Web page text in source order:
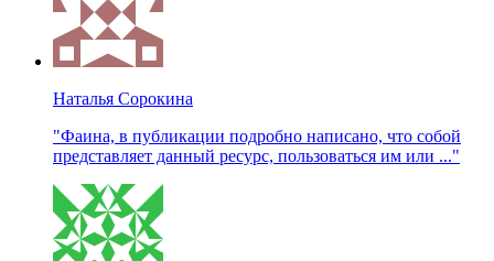
Наталья Сорокина
"Фаина, в публикации подробно написано, что собой
представляет данный ресурс, пользоваться им или ..."